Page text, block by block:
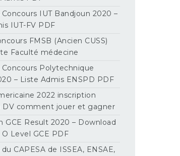
IUT Bandjoun 2020 –
IUT-FV PDF
FMSB (Ancien CUSS)
Faculté médecine
Concours Polytechnique
– Liste Admis ENSPD PDF
2022 inscription
DV comment jouer et gagner
GCE Result 2020 – Download
Level GCE PDF
CAPESA de ISSEA, ENSAE,